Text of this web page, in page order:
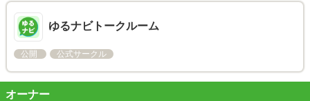
ゆるナビトークルーム
公開 公式サークル
オーナー